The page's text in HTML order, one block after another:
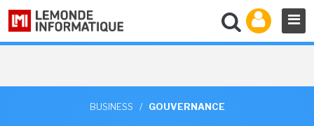
BUSINESS / GOUVERNANCE